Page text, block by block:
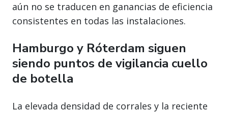
aún no se traducen en ganancias de eficiencia
consistentes en todas las instalaciones.
Hamburgo y Róterdam siguen
siendo puntos de vigilancia cuello
de botella
La elevada densidad de corrales y la reciente